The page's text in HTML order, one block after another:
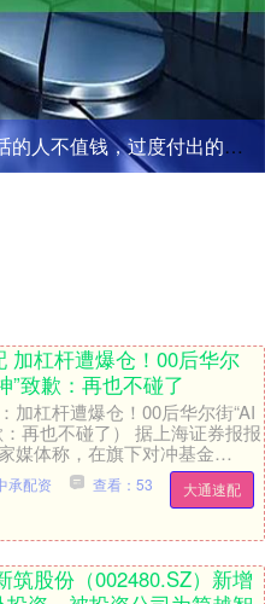
过度付出的人不值钱，随叫随到的人
加杠杆遭爆仓！00后华尔
”致歉：再也不碰了
加杠杆遭爆仓！00后华尔街“AI
：再也不碰了） 据上海证券报报
媒体称，在旗下对冲基金
Awareness因爆....
大通速配
承配资 查看：53
筑股份（002480.SZ）新增